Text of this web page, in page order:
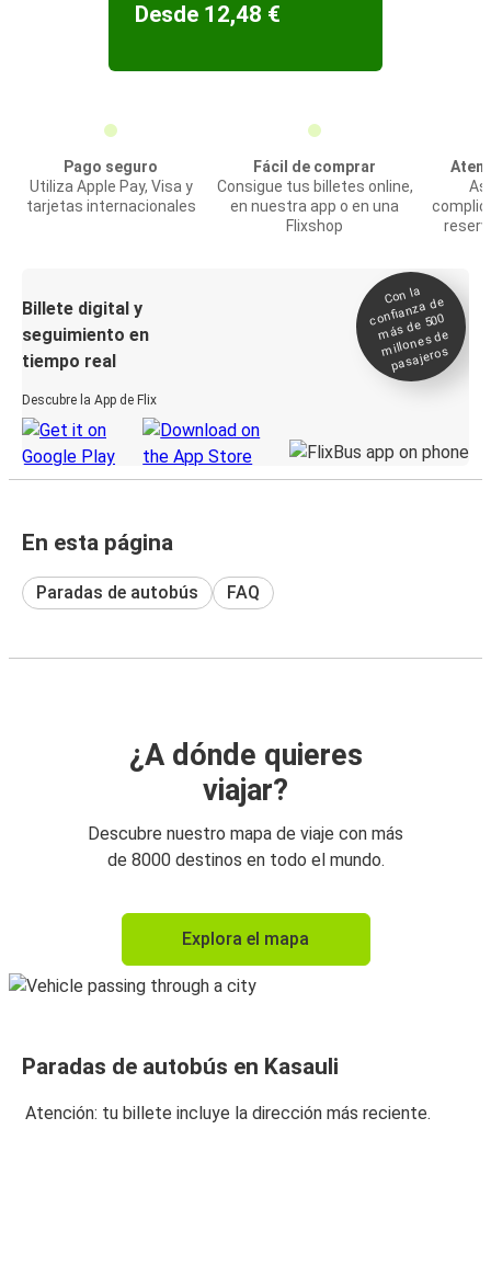
Desde 12,48 €
Pago seguro
Utiliza Apple Pay, Visa y
tarjetas internacionales
Fácil de comprar
Consigue tus billetes online,
en nuestra app o en una
Flixshop
Billete digital y
seguimiento en
tiempo real
Descubre la App de Flix
Con la
confianza de
más de 500
millones de
pasajeros
En esta página
Paradas de autobús FAQ
¿A dónde quieres
viajar?
Descubre nuestro mapa de viaje con más
de 8000 destinos en todo el mundo.
Explora el mapa
Paradas de autobús en Kasauli
Atención: tu billete incluye la dirección más reciente.